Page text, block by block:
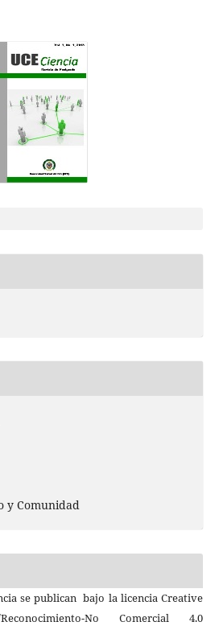
y Comunidad
se publican bajo la licencia Creative
No Comercial 4.0